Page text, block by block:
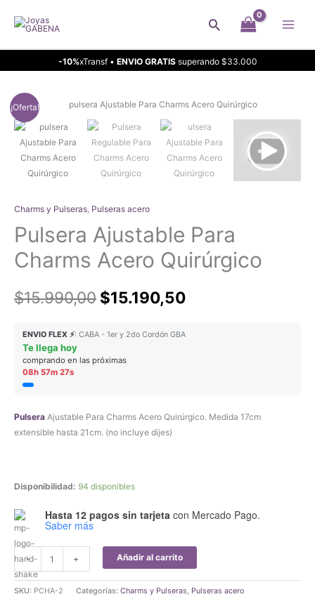
Buscar
-10%xTransf • ENVIO GRATISsuperando $33.000
¡Oferta!
Charms y Pulseras, Pulseras acero
Pulsera Ajustable Para
Charms Acero Quirúrgico
$15.990,00 El
original
$15.990,00.
$15.190,50El
$15.190,50.
ENVIO FLEX ⚡: CABA - 1er y 2do Cordón GBA
Te llega hoy
comprando en las próximas
08h 57m 27s
Pulsera Ajustable Para Charms Acero Quirúrgico. Medida 17cm
extensible hasta 21cm. (no incluye dijes)
Disponibilidad: 94 disponibles
Hasta 12 pagos sin tarjeta con Mercado Pago.
Saber más
-
Pulsera
Ajustable
Para
+ Añadir al carrito
SKU: PCHA-2 Categorías: Charms y Pulseras, Pulseras acero